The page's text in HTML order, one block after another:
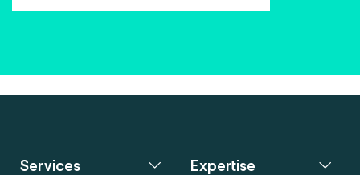
Services Expertise